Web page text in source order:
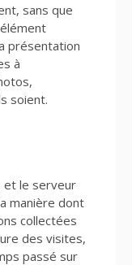
sans que
présentation
à
soient.
et le serveur
manière dont
collectées
des visites,
passé sur